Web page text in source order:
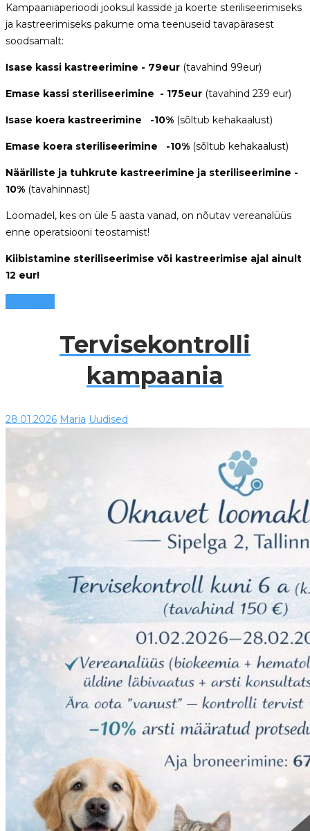
Kampaaniaperioodi jooksul kasside ja koerte steriliseerimiseks
ja kastreerimiseks pakume oma teenuseid tavapärasest
soodsamalt:
Isase kassi kastreerimine - 79eur (tavahind 99eur)
Emase kassi steriliseerimine - 175eur (tavahind 239 eur)
Isase koera kastreerimine -10% (sõltub kehakaalust)
Emase koera steriliseerimine -10% (sõltub kehakaalust)
Nääriliste ja tuhkrute kastreerimine ja steriliseerimine -
10% (tavahinnast)
Loomadel, kes on üle 5 aasta vanad, on nõutav vereanalüüs
enne operatsiooni teostamist!
Kiibistamine steriliseerimise või kastreerimise ajal ainult
12 eur!
Tervisekontrolli
kampaania
28.01.2026 Maria Uudised